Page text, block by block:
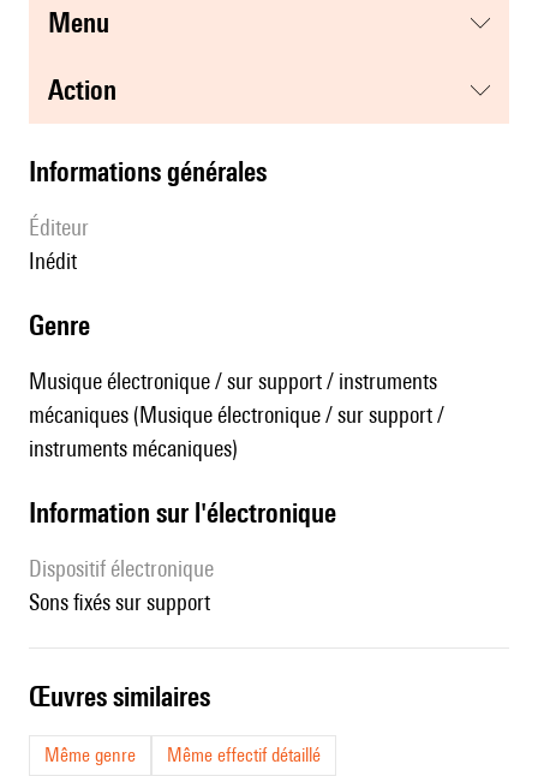
menu
action
informations générales
éditeur
Inédit
genre
Musique électronique / sur support / instruments
mécaniques (Musique électronique / sur support /
instruments mécaniques)
Information sur l'électronique
Dispositif électronique
sons fixés sur support
œuvres similaires
Même genre Même effectif détaillé